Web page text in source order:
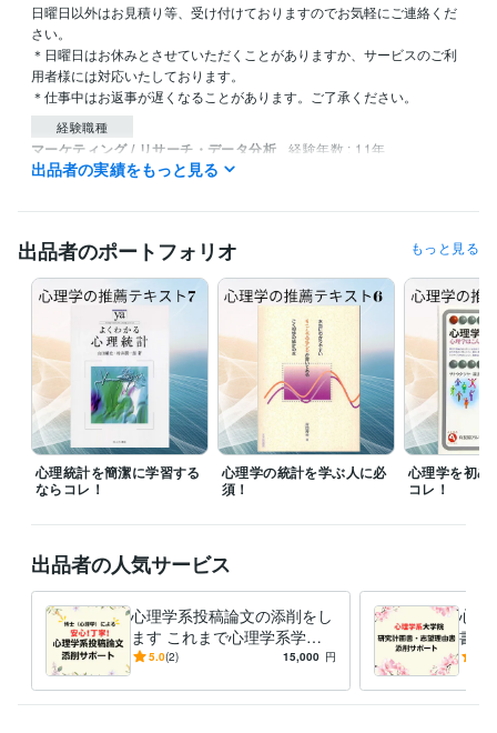
日曜日以外はお見積り等、受け付けておりますのでお気軽にご連絡くだ
さい。
＊日曜日はお休みとさせていただくことがありますか、サービスのご利
用者様には対応いたしております。
＊仕事中はお返事が遅くなることがあります。ご了承ください。
経験職種
マーケティング / リサーチ・データ分析 経験年数 : 11年
研究・開発・設計 / 研究・開発 経験年数 : 10年
ライフスタイル・その他 / カウンセラー・コーチ 経験年数 : 8年
ライフスタイル・その他 / その他
職歴
白百合女子大学 2020年3月 ~ 現在
2020年3月 ~ 2020年6月
一般社団法人生涯発達支援研究所 2025年6月 ~ 現在
受賞歴
ワーク・ファミリー・バランスの必要性
ワーク・ファミリー・バラ
ンスと生涯発達 ワーク・ファミリー・エンリッチメントの心理プロ
セス 現代社会におけるワーク・ライフ・バランス 妊娠期から育児期
にわたるより良い夫婦関係
メンタルケアカウンセラー 取得年 : 2020年
プログラミング言語・フレームワーク
R:1年
ビジネス・クリエイティブツール
Excel:14年Google サイト:10年
Word:14年
Canva:3年
出品者の実績をもっと見る
出品者のポートフォリオ もっと見る
心理統計を簡潔に学習する
ならコレ！
心理学の統計を学ぶ人に必
須！
心理学を初め
コレ！
出品者の人気サービス
心理学系投稿論文の添削をし
ます これまで心理学系学術
論文を書いてきた私がサポー
5.0(2) 15,000 円
心理
書・
合格
ます